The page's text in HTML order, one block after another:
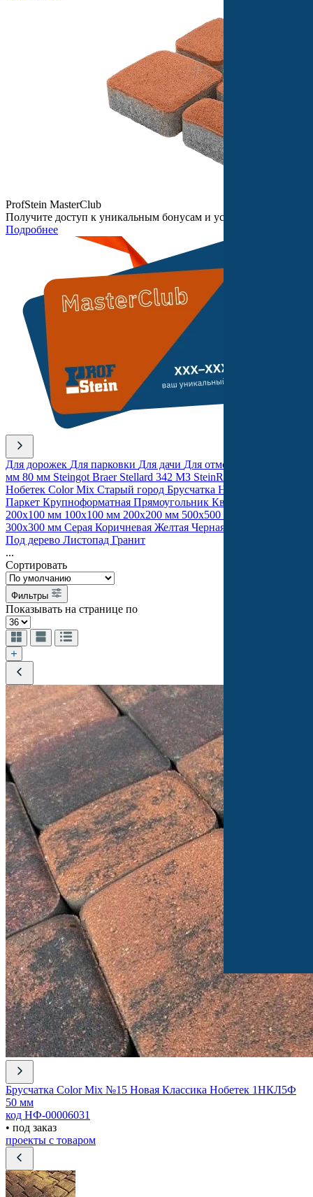
ProfStein MasterClub
Получите доступ к уникальным бонусам и услугам
Подробнее
Для дорожек Для парковки Для дачи Для отмостки
мм 80 мм Steingot Braer Stellard 342 МЗ SteinRus
Нобетек Color Mix Старый город Брусчатка Новый город
Паркет Крупноформатная Прямоугольник Квадратная
200х100 мм 100х100 мм 200х200 мм 500х500 мм
300х300 мм Серая Коричневая Желтая Черная
Под дерево Листопад Гранит
...
Сортировать
Фильтры
Показывать на странице по
Брусчатка Color Mix №15 Новая Классика Нобетек 1НКЛ5Ф
50 мм
код НФ-00006031
• под заказ
проекты с товаром